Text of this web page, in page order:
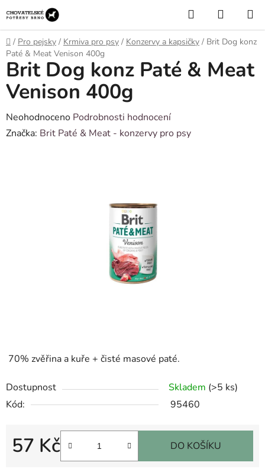
na
obsah
Hledat
KOŠÍK
Domů
/ Pro pejsky / Krmiva pro psy / Konzervy a kapsičky / Brit Dog konz
Paté & Meat Venison 400g
70% zvěřina a kuře + čisté masové paté.
Dostupnost Skladem (>5 ks)
Kód:
95460
57 Kč
Měrná cena:
DO KOŠÍKU
Brit Dog konz Paté & Meat
Venison 400g
Průměrné
hodnocení
Neohodnoceno Podrobnosti hodnocení
Značka: Brit Paté & Meat - konzervy pro psy